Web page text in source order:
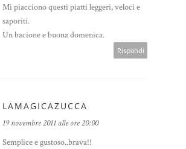
Mi piacciono questi piatti leggeri, veloci e
saporiti.
Un bacione e buona domenica.
Rispondi
LAMAGICAZUCCA
19 novembre 2011 alle ore 20:00
Semplice e gustoso..brava!!